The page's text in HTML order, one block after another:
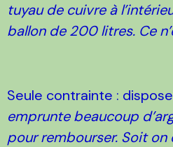
tuyau de cuivre à
ballon de 200 litres. Ce
Seule contrainte :
emprunte beaucoup
pour rembourser. Soit